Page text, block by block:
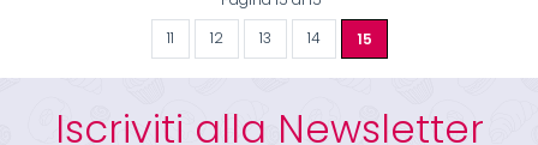
11 12 13 14 15
Iscriviti alla Newsletter